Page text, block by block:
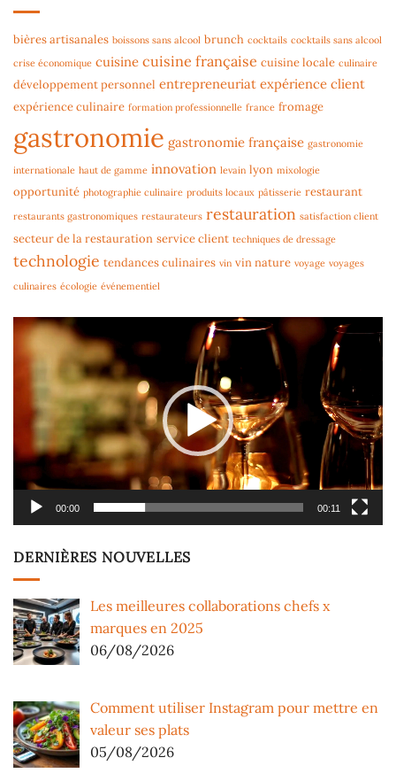
bières artisanales boissons sans alcool brunch cocktails cocktails sans alcool
crise économique cuisine cuisine française cuisine locale culinaire
développement personnel entrepreneuriat expérience client
expérience culinaire formation professionnelle france fromage
gastronomie gastronomie française gastronomie
internationale haut de gamme innovation levain lyon mixologie
opportunité photographie culinaire produits locaux pâtisserie restaurant
restaurants gastronomiques restaurateurs restauration satisfaction client
secteur de la restauration service client techniques de dressage
technologie tendances culinaires vin vin nature voyage voyages
culinaires écologie événementiel
Lecteur
vidéo
00:00 00:11
DERNIÈRES NOUVELLES
Les meilleures collaborations chefs x
marques en 2025
06/08/2026
Comment utiliser Instagram pour mettre en
valeur ses plats
05/08/2026